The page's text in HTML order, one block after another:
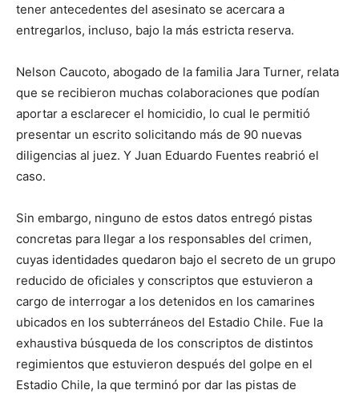
tener antecedentes del asesinato se acercara a
entregarlos, incluso, bajo la más estricta reserva.
Nelson Caucoto, abogado de la familia Jara Turner, relata
que se recibieron muchas colaboraciones que podían
aportar a esclarecer el homicidio, lo cual le permitió
presentar un escrito solicitando más de 90 nuevas
diligencias al juez. Y Juan Eduardo Fuentes reabrió el
caso.
Sin embargo, ninguno de estos datos entregó pistas
concretas para llegar a los responsables del crimen,
cuyas identidades quedaron bajo el secreto de un grupo
reducido de oficiales y conscriptos que estuvieron a
cargo de interrogar a los detenidos en los camarines
ubicados en los subterráneos del Estadio Chile. Fue la
exhaustiva búsqueda de los conscriptos de distintos
regimientos que estuvieron después del golpe en el
Estadio Chile, la que terminó por dar las pistas de